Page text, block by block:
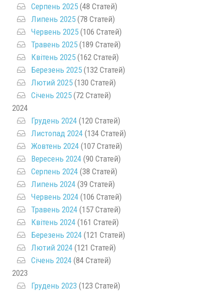
Серпень 2025 (48 Статей)
Липень 2025 (78 Статей)
Червень 2025 (106 Статей)
Травень 2025 (189 Статей)
Квітень 2025 (162 Статей)
Березень 2025 (132 Статей)
Лютий 2025 (130 Статей)
Січень 2025 (72 Статей)
2024
Грудень 2024 (120 Статей)
Листопад 2024 (134 Статей)
Жовтень 2024 (107 Статей)
Вересень 2024 (90 Статей)
Серпень 2024 (38 Статей)
Липень 2024 (39 Статей)
Червень 2024 (106 Статей)
Травень 2024 (157 Статей)
Квітень 2024 (161 Статей)
Березень 2024 (121 Статей)
Лютий 2024 (121 Статей)
Січень 2024 (84 Статей)
2023
Грудень 2023 (123 Статей)